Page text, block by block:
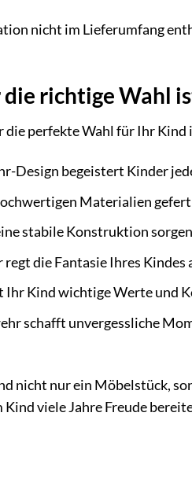
nicht im Lieferumfang
richtige Wahl
die perfekte Wahl für Ihr Kind
Design begeistert Kinder
Materialien
stabile Konstruktion
die Fantasie Ihres
Ihr Kind wichtige Werte und
schafft unvergessliche
nicht nur ein Möbelstück,
viele Jahre Freude